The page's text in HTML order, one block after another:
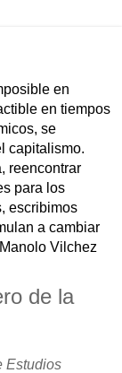
en
en tiempos
se
capitalismo.
reencontrar
para los
escribimos
a cambiar
Vilchez
de la
Estudios